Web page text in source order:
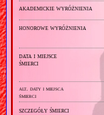
akademickie wyróżnienia
honorowe wyróżnienia
data i miejsce
śmierci
alt. daty i miejsca
śmierci
szczegóły śmierci